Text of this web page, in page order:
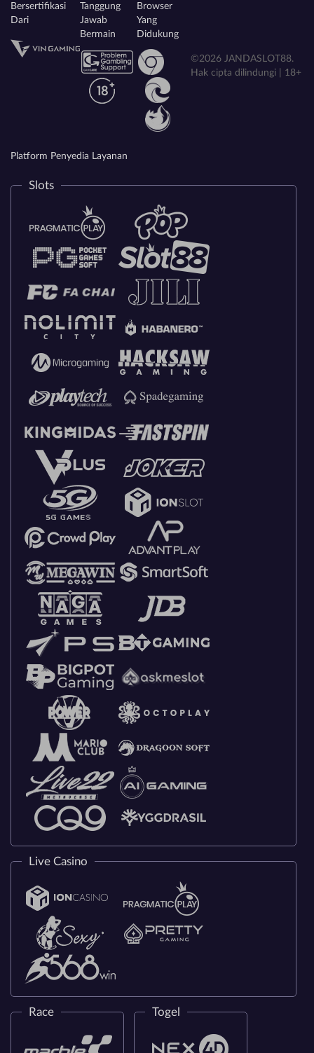
Bersertifikasi
Dari
Tanggung
Jawab
Bermain
Browser
Yang
Didukung
©2026 JANDASLOT88.
Hak cipta dilindungi | 18+
Platform Penyedia Layanan
Slots
Live Casino
Race Togel